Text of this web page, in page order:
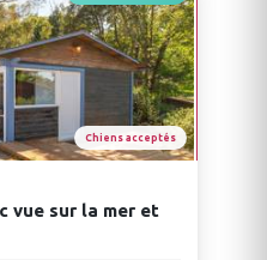
Chiens acceptés
vue sur la mer et